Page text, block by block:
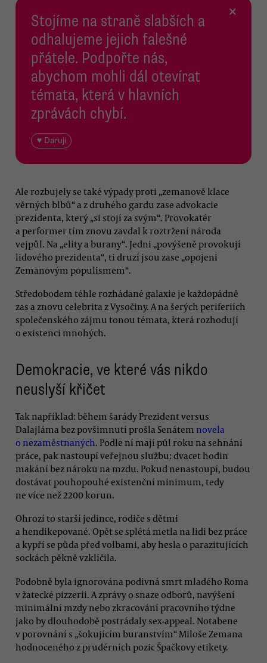
Stojíme na straně slabších a
odhalujeme jejich falešné
přátele. Podpořte nás,
abychom mohli dál otevírat
témata, která v hlavních
zprávách chybí.
♥ Daruji
×
Ale rozbujely se také výpady proti „zemanově klace
věrných blbů“ a z druhého gardu zase advokacie
prezidenta, který „si stojí za svým“. Provokatér
a performer tím znovu zavdal k roztržení národa
vejpůl. Na „elity a burany“. Jedni „povýšeně provokují
lidového prezidenta“, ti druzí jsou zase „opojeni
Zemanovým populismem“.
Středobodem téhle rozhádané galaxie je každopádně
zas a znovu celebrita z Vysočiny. A na šerých periferiích
společenského zájmu tonou témata, která rozhodují
o existenci mnohých.
Demokracie, ve které vás nikdo
neuslyší křičet
Tak například: během šarády Prezident versus
Dalajláma bez povšimnutí prošla Senátem novela
o nezaměstnaných. Podle ní mají půl roku na sehnání
práce, pak nastoupí veřejnou službu: dvacet hodin
makání bez nároku na mzdu. Pokud nenastoupí, budou
dostávat pouhopouhé existenční minimum, tedy
ne více než 2200 korun.
Ohrozí to starší jedince, rodiče s dětmi
a hendikepované. Opět se splétá metla na lidi bez práce
a kypří se půda před volbami, aby hesla o parazitujících
sockách pěkně vzklíčila.
Podobně byla ignorována podivná smrt mladého Roma
v žatecké pizzerii. A zprávy o snaze odborů, navýšení
minimální mzdy nebo zkracování pracovního týdne
jako by dlouhodobě postrádaly sex-appeal. Notabene
v porovnání s „šokujícím buranstvím“ Miloše Zemana
hodnoceného z prudérních pozic Špačkovy etikety.